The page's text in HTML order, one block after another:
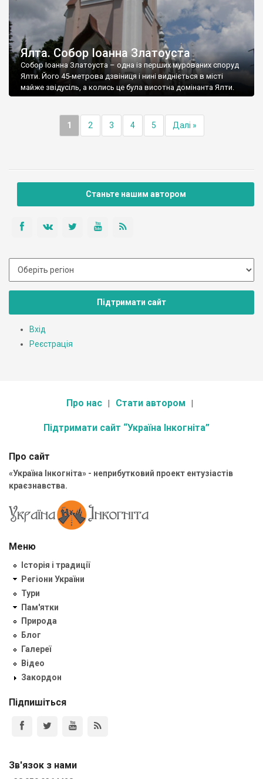
Ялта. Собор Іоанна Златоуста
Собор Іоанна Златоуста – одна із перших мурованих споруд
Ялти. Його 45-метрова дзвіниця і нині видніється в місті
майже звідусіль, а колись це була висотна домінанта Ялти.
1 2 3 4 5 Далі »
Станьте нашим автором
Підтримати сайт
Вхід
Реєстрація
Про нас Стати автором
Підтримати сайт “Україна Інкогніта”
Про сайт
«Україна Інкогніта» - неприбутковий проект ентузіастів
краєзнавства.
Меню
Історія і традиції
Регіони України
Тури
Пам'ятки
Природа
Блог
Галереї
Відео
Закордон
Підпишіться
Зв'язок з нами